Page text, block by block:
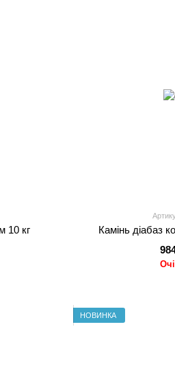
10 кг
Камінь діабаз
НОВИНКА